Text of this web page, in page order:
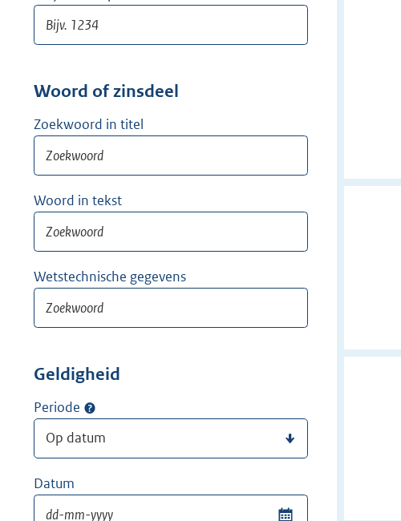
Woord of zinsdeel
Zoekwoord in titel
Woord in tekst
Wetstechnische gegevens
Geldigheid
Periode
Datum